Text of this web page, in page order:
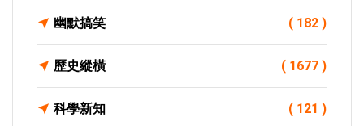
幽默搞笑 ( 182 )
歷史縱橫 ( 1677 )
科學新知 ( 121 )